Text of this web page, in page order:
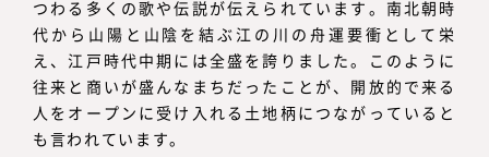
つわる多くの歌や伝説が伝えられています。南北朝時
代から山陽と山陰を結ぶ江の川の舟運要衝として栄
え、江戸時代中期には全盛を誇りました。このように
往来と商いが盛んなまちだったことが、開放的で来る
人をオープンに受け入れる土地柄につながっていると
も言われています。